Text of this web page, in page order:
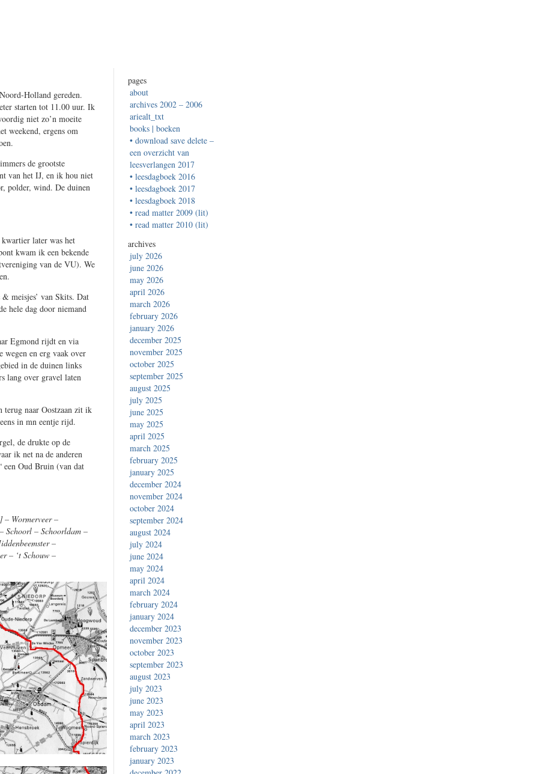
Holland gereden.
starten tot 11.00 uur. Ik
niet zo’n moeite
weekend, ergens om
de grootste
van het IJ, en ik hou niet
polder, wind. De duinen
later was het
kwam ik een bekende
van de VU). We
meisjes’ van Skits. Dat
hele dag door niemand
Egmond rijdt en via
wegen en erg vaak over
in de duinen links
lang over gravel laten
terug naar Oostzaan zit ik
in mn eentje rijd.
de drukte op de
ik net na de anderen
een Oud Bruin (van dat
Wormerveer –
Schoorl – Schoorldam –
–
– ‘t Schouw –
pages
about
archives 2002 – 2006
ariealt_txt
books | boeken
• download save delete –
een overzicht van
leesverlangen 2017
• leesdagboek 2016
• leesdagboek 2017
• leesdagboek 2018
• read matter 2009 (lit)
• read matter 2010 (lit)
archives
july 2026
june 2026
may 2026
april 2026
march 2026
february 2026
january 2026
december 2025
november 2025
october 2025
september 2025
august 2025
july 2025
june 2025
may 2025
april 2025
march 2025
february 2025
january 2025
december 2024
november 2024
october 2024
september 2024
august 2024
july 2024
june 2024
may 2024
april 2024
march 2024
february 2024
january 2024
december 2023
november 2023
october 2023
september 2023
august 2023
july 2023
june 2023
may 2023
april 2023
march 2023
february 2023
january 2023